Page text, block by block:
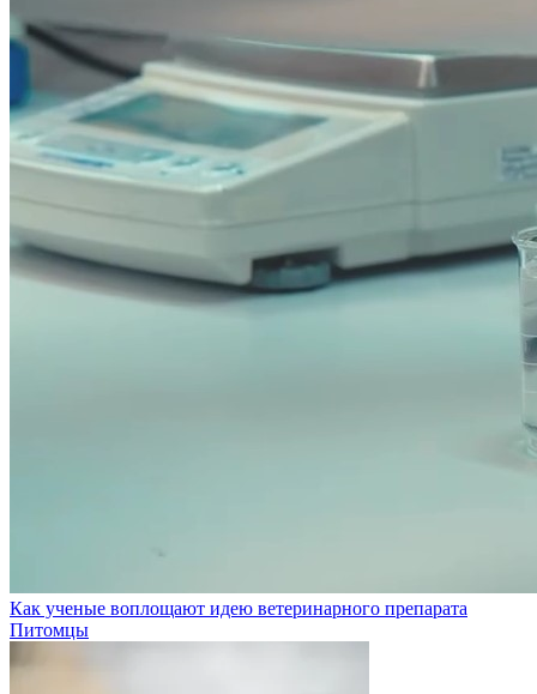
Как ученые воплощают идею ветеринарного препарата
Питомцы